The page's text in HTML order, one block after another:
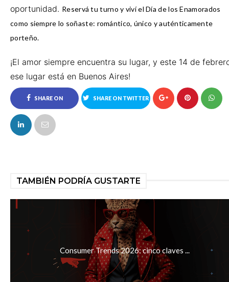
oportunidad. Reservá tu turno y viví el Día de los Enamorados
como siempre lo soñaste: romántico, único y auténticamente
porteño.
¡El amor siempre encuentra su lugar, y este 14 de
ese lugar está en Buenos Aires!
SHARE ON
FACEBOOK
SHARE ON TWITTER
TAMBIÉN PODRÍA GUSTARTE
Consumer Trends 2026: cinco claves ...